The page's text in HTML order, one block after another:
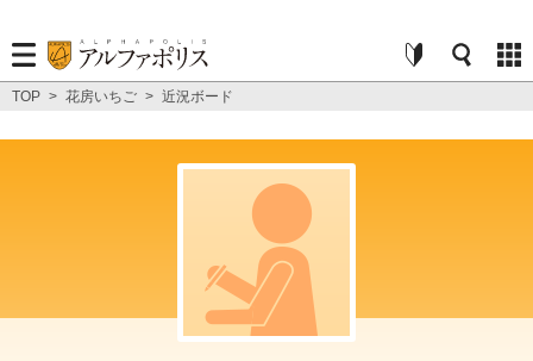
TOP > 花房いちご > 近況ボード